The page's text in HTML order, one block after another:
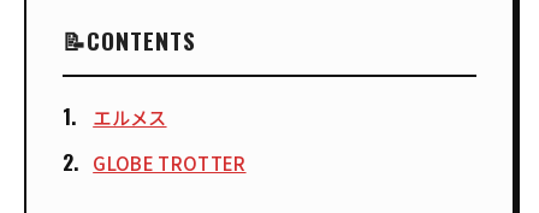
CONTENTS
エルメス
GLOBE TROTTER